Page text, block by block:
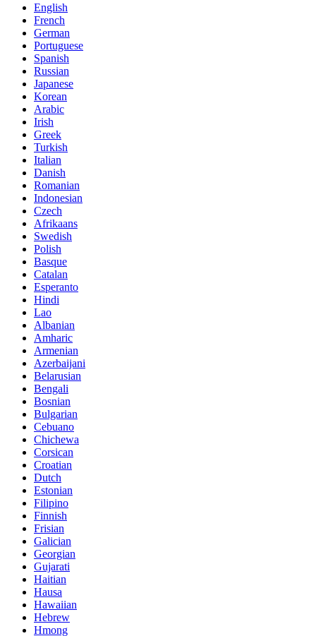
English
French
German
Portuguese
Spanish
Russian
Japanese
Korean
Arabic
Irish
Greek
Turkish
Italian
Danish
Romanian
Indonesian
Czech
Afrikaans
Swedish
Polish
Basque
Catalan
Esperanto
Hindi
Lao
Albanian
Amharic
Armenian
Azerbaijani
Belarusian
Bengali
Bosnian
Bulgarian
Cebuano
Chichewa
Corsican
Croatian
Dutch
Estonian
Filipino
Finnish
Frisian
Galician
Georgian
Gujarati
Haitian
Hausa
Hawaiian
Hebrew
Hmong